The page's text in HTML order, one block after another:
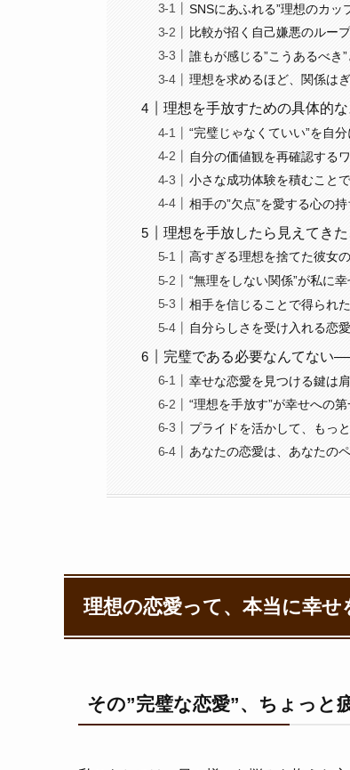
SNSにあふれる”理想のカッ
比較が招く自己嫌悪のループ
誰もが感じる”こうあるべき
理想を求めるほど、関係は
理想を手放すための具体的
“完璧じゃなくていい”を自分
自分の価値観を再確認するワ
小さな成功体験を積むこと
相手の”欠点”を愛する心の持
理想を手放したら見えてき
高すぎる理想を捨てた彼女の
“無理をしない関係”が私に幸
相手を信じることで得られた
自分らしさを受け入れる恋愛
完璧である必要なんてない
幸せな恋愛を見つける鍵は
“理想を手放す”が幸せへの第
プライドを活かして、もっ
あなたの恋愛は、あなたの
理想の恋愛って、本当に幸せ
その”完璧な恋愛”、ちょっと